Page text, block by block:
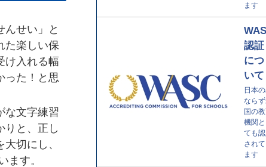
ます
認証
につ
いて
日本
なら
国の
機関
ても
され
ます
せい」と
た楽しい保
け入れる幅
った！と思
な文字練習
りと、正し
切にし、
ます。